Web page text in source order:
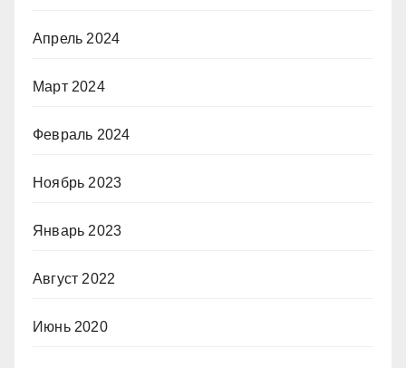
Апрель 2024
Март 2024
Февраль 2024
Ноябрь 2023
Январь 2023
Август 2022
Июнь 2020